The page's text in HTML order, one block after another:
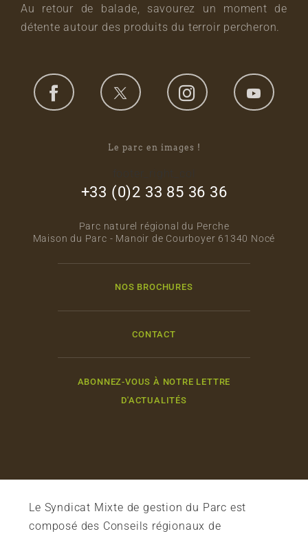
Au retour de balade, savourez un moment de
détente autour des produits du terroir percheron.
Le parc en images !
+33 (0)2 33 85 36 36
Parc naturel régional du Perche
Maison du Parc - Manoir de Courboyer 61340 Nocé
NOS BROCHURES
CONTACT
ABONNEZ-VOUS À NOTRE LETTRE
D'ACTUALITÉS
Le Syndicat Mixte de gestion du Parc est
composé des Conseils régionaux de